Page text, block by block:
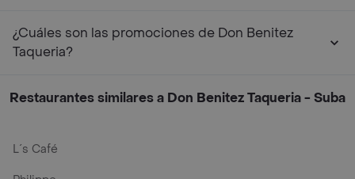
¿Cuáles son las promociones de Don Benitez
Taqueria?
Restaurantes similares a Don Benitez Taqueria - Suba
L´s Café